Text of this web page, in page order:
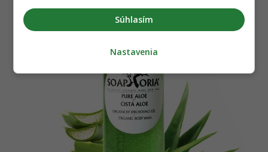
Súhlasím
Nastavenia